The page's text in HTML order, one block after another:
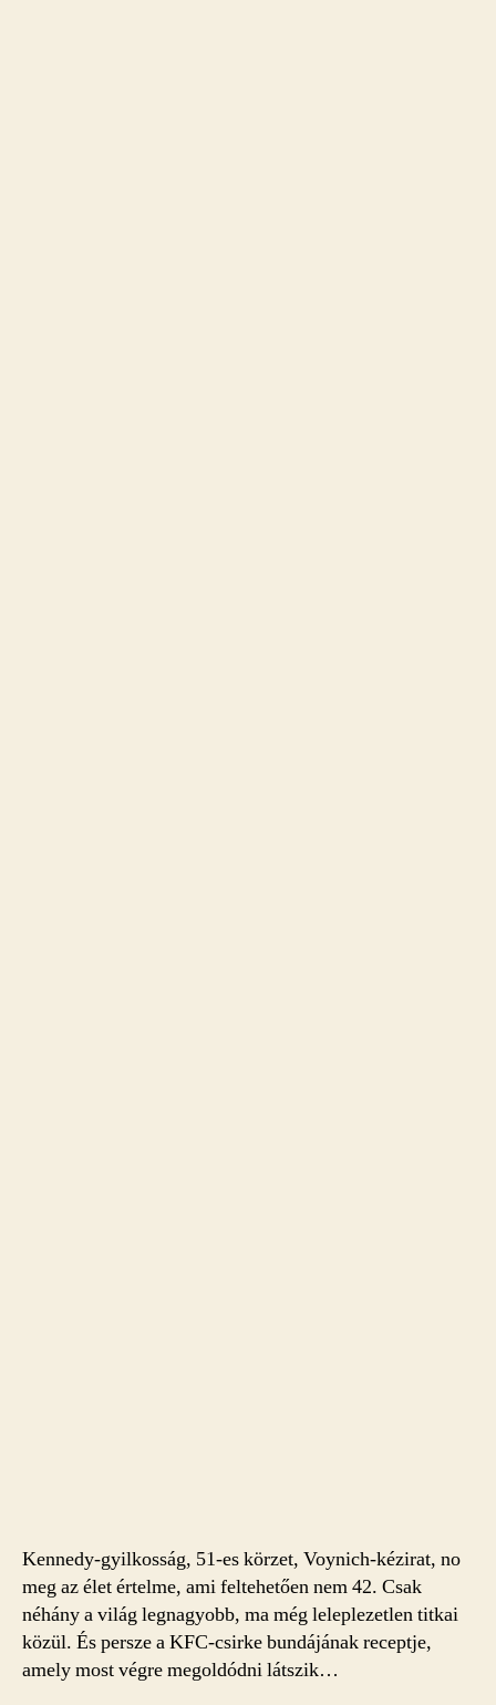
Kennedy-gyilkosság, 51-es körzet, Voynich-kézirat, no
meg az élet értelme, ami feltehetően nem 42. Csak
néhány a világ legnagyobb, ma még leleplezetlen titkai
közül. És persze a KFC-csirke bundájának receptje,
amely most végre megoldódni látszik…